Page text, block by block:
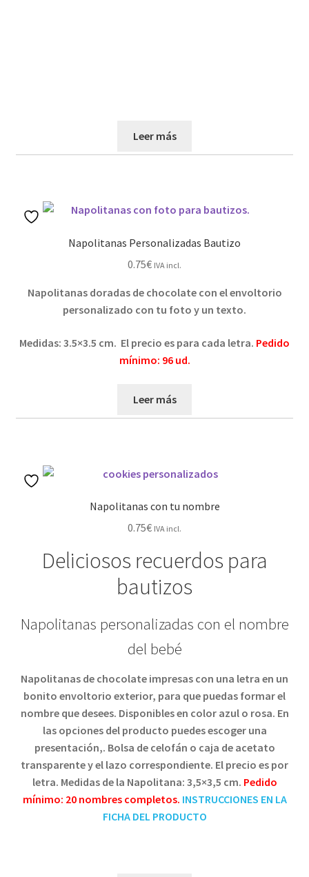
Leer más
Napolitanas Personalizadas Bautizo
0.75€ IVA incl.
Napolitanas doradas de chocolate con el envoltorio
personalizado con tu foto y un texto.
Medidas: 3.5×3.5 cm. El precio es para cada letra. Pedido
mínimo: 96 ud.
Leer más
Napolitanas con tu nombre
0.75€ IVA incl.
Deliciosos recuerdos para
bautizos
Napolitanas personalizadas con el nombre
del bebé
Napolitanas de chocolate impresas con una letra en un
bonito envoltorio exterior, para que puedas formar el
nombre que desees. Disponibles en color azul o rosa. En
las opciones del producto puedes escoger una
presentación,. Bolsa de celofán o caja de acetato
transparente y el lazo correspondiente. El precio es por
letra. Medidas de la Napolitana: 3,5×3,5 cm. Pedido
mínimo: 20 nombres completos. INSTRUCCIONES EN LA
FICHA DEL PRODUCTO